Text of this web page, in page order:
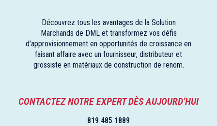
Découvrez tous les avantages de la Solution
Marchands de DML et transformez vos défis
d’approvisionnement en opportunités de croissance en
faisant affaire avec un fournisseur, distributeur et
grossiste en matériaux de construction de renom.
CONTACTEZ NOTRE EXPERT DÈS AUJOURD’HUI
819 485 1889